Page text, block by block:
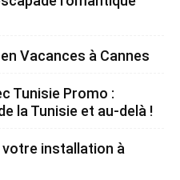
Vacances à Cannes
Tunisie Promo :
la Tunisie et au-delà !
installation à